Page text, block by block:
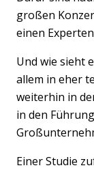
großen
einen
Und wie sieht
allem in eher
weiterhin in
in den
Einer Studie